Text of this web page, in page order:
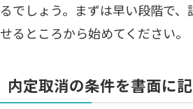
るでしょう。まずは早い段階で
せるところから始めてください。
内定取消の条件を書面に